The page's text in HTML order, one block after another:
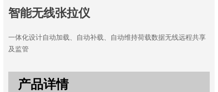
智能无线张拉仪
一体化设计自动加载、自动补载、自动维持荷载数据无线远程共享
及监管
产品详情